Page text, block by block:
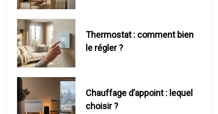
c
l
e
Thermostat : comment bien
le régler ?
Chauffage d’appoint : lequel
choisir ?